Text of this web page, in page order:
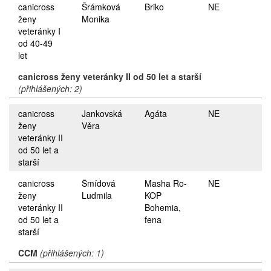
canicross
ženy
veteránky I
od 40-49
let
Šrámková
Monika
Briko NE
canicross ženy veteránky II od 50 let a starší
(přihlášených: 2)
canicross
ženy
veteránky II
od 50 let a
starší
Jankovská
Věra
Agáta NE
canicross
ženy
veteránky II
od 50 let a
starší
Šmídová
Ludmila
Masha Ro-
KOP
Bohemia,
fena
NE
CCM (přihlášených: 1)